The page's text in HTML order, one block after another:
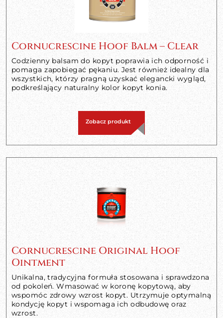
Cornucrescine Hoof Balm – Clear
Codzienny balsam do kopyt poprawia ich odporność i
pomaga zapobiegać pękaniu. Jest również idealny dla
wszystkich, którzy pragną uzyskać elegancki wygląd,
podkreślający naturalny kolor kopyt konia.
Zobacz produkt
Cornucrescine Original Hoof
Ointment
Unikalna, tradycyjna formuła stosowana i sprawdzona
od pokoleń. Wmasować w koronę kopytową, aby
wspomóc zdrowy wzrost kopyt. Utrzymuje optymalną
kondycję kopyt i wspomaga ich odbudowę oraz
wzrost.